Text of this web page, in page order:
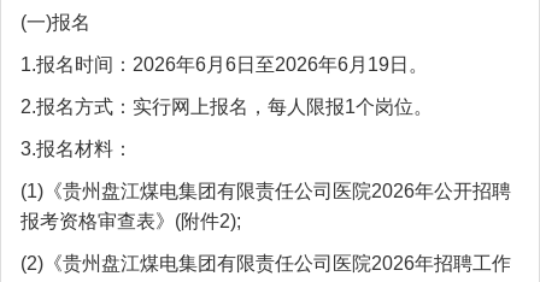
(一)报名
1.报名时间：2026年6月6日至2026年6月19日。
2.报名方式：实行网上报名，每人限报1个岗位。
3.报名材料：
(1)《贵州盘江煤电集团有限责任公司医院2026年公开招聘
报考资格审查表》(附件2);
(2)《贵州盘江煤电集团有限责任公司医院2026年招聘工作